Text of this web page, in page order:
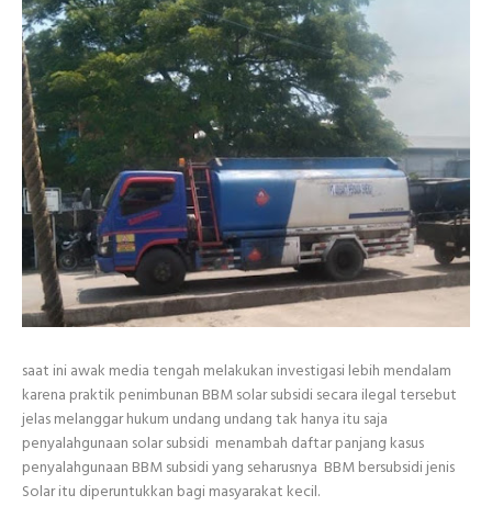
saat ini awak media tengah melakukan investigasi lebih mendalam
karena praktik penimbunan BBM solar subsidi secara ilegal tersebut
jelas melanggar hukum undang undang tak hanya itu saja
penyalahgunaan solar subsidi menambah daftar panjang kasus
penyalahgunaan BBM subsidi yang seharusnya BBM bersubsidi jenis
Solar itu diperuntukkan bagi masyarakat kecil.